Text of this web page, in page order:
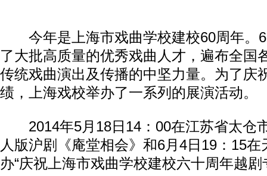
今年是上海市戏曲学校建校60周年。
了大批高质量的优秀戏曲人才，遍布全国
传统戏曲演出及传播的中坚力量。为了庆
绩，上海戏校举办了一系列的展演活动。
2014年5月18日14：00在江苏省太仓
人版沪剧《庵堂相会》和6月4日19：15
办“庆祝上海市戏曲学校建校六十周年越剧